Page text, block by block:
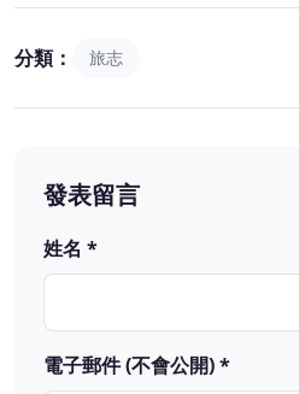
分類： 旅志
發表留言
姓名 *
電子郵件 (不會公開) *